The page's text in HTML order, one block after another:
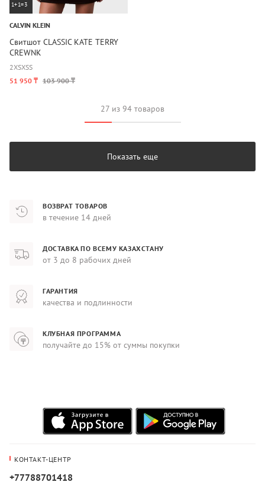
1+1=3
CALVIN KLEIN
Свитшот CLASSIC KATE TERRY
CREWNK
2XSXSS
51 950 ₸ 103 900 ₸
27 из 94 товаров
Показать еще
ВОЗВРАТ ТОВАРОВ
в течение 14 дней
ДОСТАВКА ПО ВСЕМУ КАЗАХСТАНУ
от 3 до 8 рабочих дней
ГАРАНТИЯ
качества и подлинности
КЛУБНАЯ ПРОГРАММА
получайте до 15% от суммы покупки
КОНТАКТ-ЦЕНТР
+77788701418